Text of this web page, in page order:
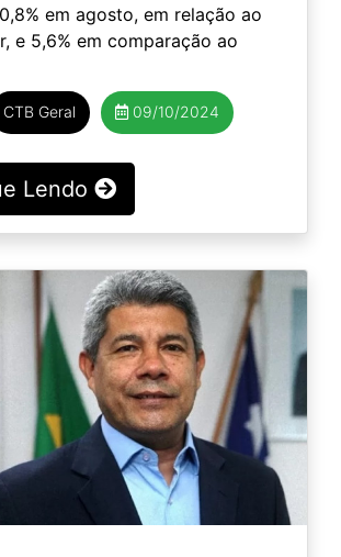
em agosto, em relação ao
e 5,6% em comparação ao
CTB Geral 09/10/2024
Lendo